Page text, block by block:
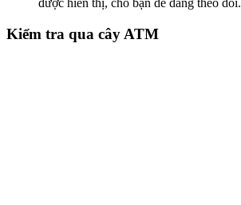
Kiểm tra qua cây ATM